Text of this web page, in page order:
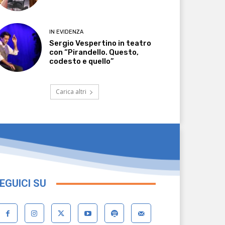
IN EVIDENZA
Sergio Vespertino in teatro
con “Pirandello. Questo,
codesto e quello”
Carica altri
SU